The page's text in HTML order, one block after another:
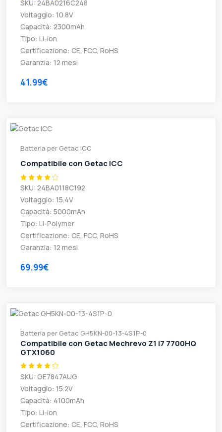
SKU: 24BA0216C248
Voltaggio: 10.8V
Capacità: 2300mAh
Tipo: Li-ion
Certificazione: CE, FCC, RoHS
Garanzia: 12 mesi
41.99€
Batteria per Getac ICC
Compatibile con Getac ICC
SKU: 24BA0118C192
Voltaggio: 15.4V
Capacità: 5000mAh
Tipo: Li-Polymer
Certificazione: CE, FCC, RoHS
Garanzia: 12 mesi
69.99€
Batteria per Getac GH5KN-00-13-4S1P-0
Compatibile con Getac Mechrevo Z1 i7 7700HQ
GTX1060
SKU: GE7847AUG
Voltaggio: 15.2V
Capacità: 4100mAh
Tipo: Li-ion
Certificazione: CE, FCC, RoHS